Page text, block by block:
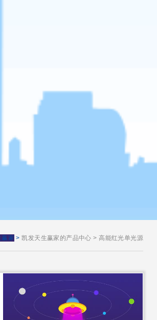
赢家 > 凯发天生赢家的产品中心 > 高能红光单光源